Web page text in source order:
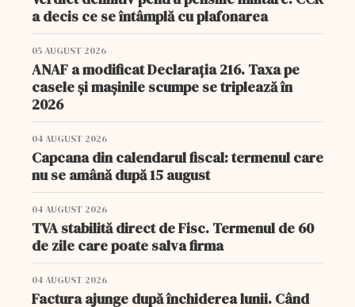
a decis ce se întâmplă cu plafonarea
05 AUGUST 2026
ANAF a modificat Declarația 216. Taxa pe
casele și mașinile scumpe se triplează în
2026
04 AUGUST 2026
Capcana din calendarul fiscal: termenul care
nu se amână după 15 august
04 AUGUST 2026
TVA stabilită direct de Fisc. Termenul de 60
de zile care poate salva firma
04 AUGUST 2026
Factura ajunge după închiderea lunii. Când